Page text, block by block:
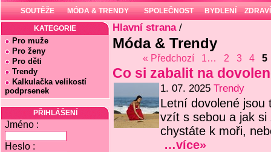
SOUTĚŽE MÓDA & TRENDY SPOLEČNOST BYDLENÍ ZDRAVÍ
KATEGORIE
Pro muže
Pro ženy
Pro děti
Trendy
Kalkulačka velikostí
podprsenek
PŘIHLÁŠENÍ
Jméno :
Heslo :
Hlavní strana/
Móda & Trendy
« Předchozí 1… 2 3 4 5
Co si zabalit na
1. 07. 2025 Trendy
Letní dovolené jsou
vzít s sebou a jak
chystáte k moři,
…více»